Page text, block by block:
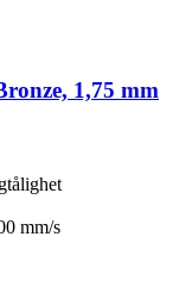
1,75 mm
mm/s